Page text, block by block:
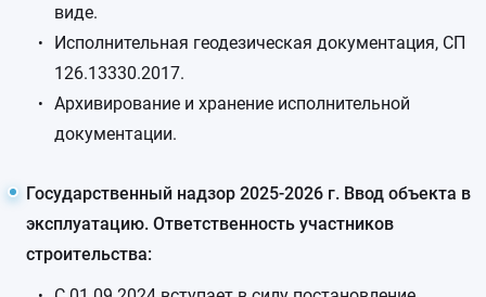
виде.
Исполнительная геодезическая документация, СП
126.13330.2017.
Архивирование и хранение исполнительной
документации.
Государственный надзор 2025-2026 г. Ввод объекта в
эксплуатацию. Ответственность участников
строительства: